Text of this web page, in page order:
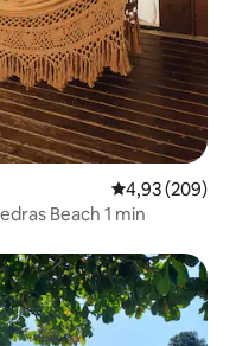
4,93 av 5 i
4,93 (209)
Beach 1 min